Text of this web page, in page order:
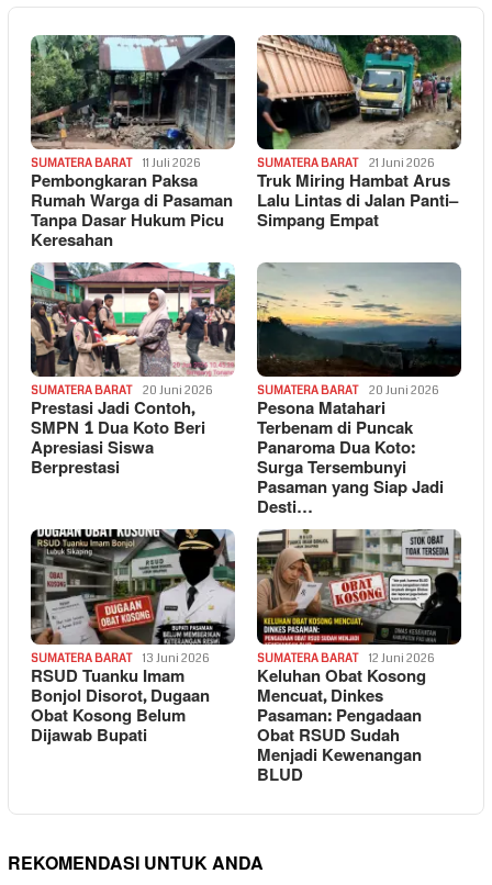
SUMATERA BARAT 11 Juli 2026
Pembongkaran Paksa
Rumah Warga di Pasaman
Tanpa Dasar Hukum Picu
Keresahan
SUMATERA BARAT 21 Juni 2026
Truk Miring Hambat Arus
Lalu Lintas di Jalan Panti–
Simpang Empat
SUMATERA BARAT 20 Juni 2026
Prestasi Jadi Contoh,
SMPN 1 Dua Koto Beri
Apresiasi Siswa
Berprestasi
SUMATERA BARAT 20 Juni 2026
Pesona Matahari
Terbenam di Puncak
Panaroma Dua Koto:
Surga Tersembunyi
Pasaman yang Siap Jadi
Desti…
SUMATERA BARAT 13 Juni 2026
RSUD Tuanku Imam
Bonjol Disorot, Dugaan
Obat Kosong Belum
Dijawab Bupati
SUMATERA BARAT 12 Juni 2026
Keluhan Obat Kosong
Mencuat, Dinkes
Pasaman: Pengadaan
Obat RSUD Sudah
Menjadi Kewenangan
BLUD
REKOMENDASI UNTUK ANDA